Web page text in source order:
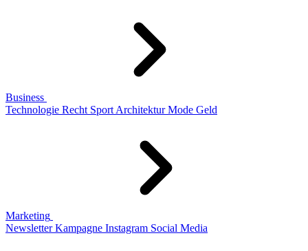
Business
Technologie Recht Sport Architektur Mode Geld
Marketing
Newsletter Kampagne Instagram Social Media